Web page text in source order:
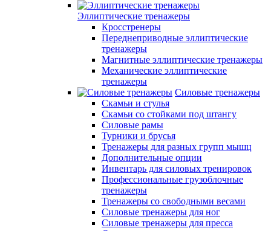
Эллиптические тренажеры
Кросстренеры
Переднеприводные эллиптические
тренажеры
Магнитные эллиптические тренажеры
Механические эллиптические
тренажеры
Силовые тренажеры
Скамьи и стулья
Скамьи со стойками под штангу
Силовые рамы
Турники и брусья
Тренажеры для разных групп мышц
Дополнительные опции
Инвентарь для силовых тренировок
Профессиональные грузоблочные
тренажеры
Тренажеры со свободными весами
Силовые тренажеры для ног
Силовые тренажеры для пресса